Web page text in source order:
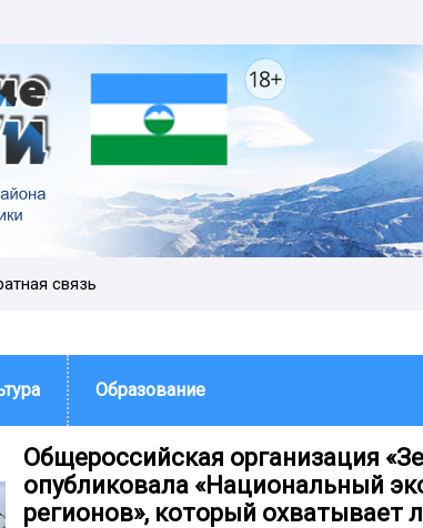
связь
Образование
Общероссийская организация
опубликовала «Национальный
регионов», который охватывает